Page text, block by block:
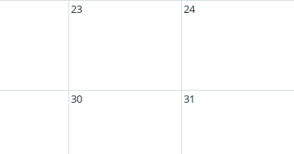
23 24
30 31